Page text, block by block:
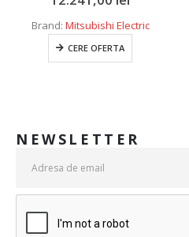
Brand: Mitsubishi Electric
CERE OFERTA
NEWSLETTER